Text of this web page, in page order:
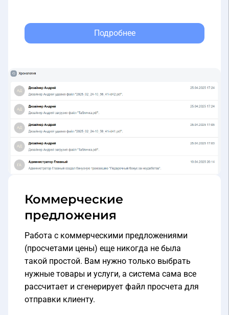
предложения
Работа с коммерческими предложениями
(просчетами цены) еще никогда не была
такой простой. Вам нужно только выбрать
нужные товары и услуги, а система сама все
рассчитает и сгенерирует файл просчета для
отправки клиенту.